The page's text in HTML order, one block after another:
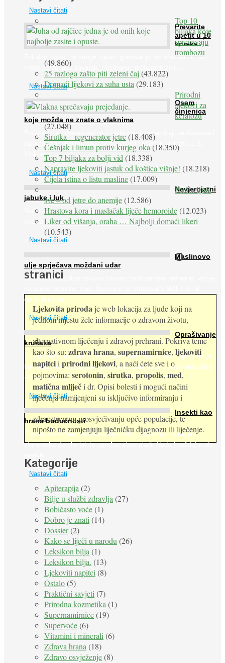
Nastavi čitati
Prevarite
apetit u 10
koraka
Želudac teško trpi stroge dijete i gladovanje, no srećom po nas
može ga se lako zavarati. Nezdravu i pretjeranu želju ...
Nastavi čitati
Osam
činjenica
koje možda ne znate o vlaknima
Evo zašto su vlakna važna i zašto nas bombardiraju reklamama i
pakiranjima u kojima obećavaju najviši postotak vlakana ... 1.
Vlakna ...
Nastavi čitati
Nevjerojatni
jabuke i luk
Muče li vas tegobe vezane uz srce, oči i živce, od kojih pati
većina dijabetičara u kasnijem stadiju bolesti, jabuke ...
Nastavi čitati
Maslinovo
ulje sprječava moždani udar
Maslinovo ulje, kao osnova zdrave mediteranske prehrane, već je
dalje. Njihovo ...
Nastavi čitati
Oprašivanje
krušaka
Pri podizanju nasada kruške zanemaruje se problem oprašivanja
kukcima jer vlada uvjerenje da će krušku oprašiti pčele medarice
(Apis mellifera). ...
Nastavi čitati
Insekti kao
hrana budućnosti
Prema predviđanjima FAO-a do 2050. godine život 9 milijardi
stanovnika Zemlje bit će ugrožen zbog gladi. Nadu (možda) nude
Nastavi čitati
Top 10
biljaka koje
sprečavaju
trombozu
(49.860)
25 razloga zašto piti zeleni čaj(43.822)
Domaći lijekovi za suha usta (29.183)
Prirodni
lijekovi za
keratozu
(27.048)
Sirutka – regenerator jetre(18.408)
Češnjak i limun protiv kurjeg oka (18.350)
Top 7 biljaka za bolji vid (18.338)
Napravite ljekoviti jastuk od koštica višnje! (18.218)
Cijela istina o listu masline(17.009)
Peršin liječi
sve – od jetre do anemije(12.586)
Hrastova kora i maslačak liječe hemoroide(12.023)
Liker od višanja, oraha … Najbolji domaći likeri
(10.543)
O
stranici
Ljekovita priroda je web lokacija za ljude koji na
jednom mjestu žele informacije o zdravom životu,
alternativnom liječenju i zdravoj prehrani. Pokriva teme
kao što su: zdrava hrana, supernamirnice, ljekoviti
napitciiprirodni lijekovi, a naći ćete sve i o
pojmovima: serotonin, sirutka, propolis, med,
matična mliječi dr. Opisi bolesti i mogući načini
liječenja namijenjeni su isključivo informiranju i
zdravstvenom prosvjećivanju opće populacije, te
nipošto ne zamjenjuju liječničku dijagnozu ili liječenje.
Kategorije
Apiterapija (2)
Bilje u službi zdravlja (27)
Bobičasto voće(1)
Dobro je znati (14)
Dossier(2)
Kako se liječi u narodu (26)
Leksikon bilja (1)
Leksikon bilja. (13)
Ljekoviti napitci (8)
Ostalo(5)
Praktični savjeti (7)
Prirodna kozmetika (1)
Supernamirnice(19)
Supervoće(6)
Vitamini i minerali (6)
Zdrava hrana (18)
Zdravo osvježenje(8)